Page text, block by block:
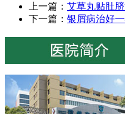
上一篇： 艾草丸贴肚
下一篇： 银屑病治好